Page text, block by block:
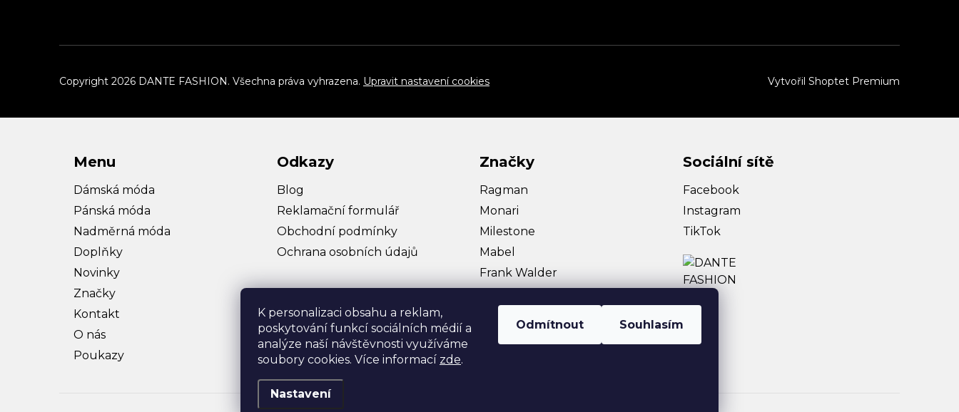
K personalizaci obsahu a reklam,
poskytování funkcí sociálních médií a
analýze naší návštěvnosti využíváme
soubory cookies. Více informací zde.
Nastavení
Odmítnout Souhlasím
Vytvořil Shoptet Premium
Copyright 2026 DANTE FASHION . Všechna práva vyhrazena. Upravit nastavení cookies
Menu
Dámská móda
Pánská móda
Nadměrná móda
Doplňky
Novinky
Značky
Kontakt
O nás
Poukazy
Odkazy
Blog
Reklamační formulář
Obchodní podmínky
Ochrana osobních údajů
Značky
Ragman
Monari
Milestone
Mabel
Frank Walder
Sociální sítě
Facebook
Instagram
TikTok